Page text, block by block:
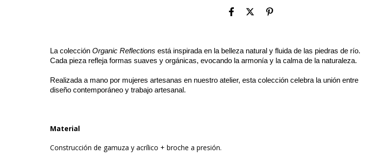
La colección Organic Reflections está inspirada en la belleza natural y fluida de las piedras de río.
Cada pieza refleja formas suaves y orgánicas, evocando la armonía y la calma de la naturaleza.
Realizada a mano por mujeres artesanas en nuestro atelier, esta colección celebra la unión entre
diseño contemporáneo y trabajo artesanal.
Material
Construcción de gamuza y acrílico + broche a presión.